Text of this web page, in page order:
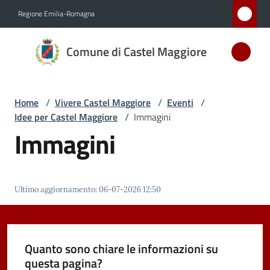
Regione Emilia-Romagna
Comune di Castel Maggiore
Comune
di Castel
D'ARGENTO
AL MERITO
Amministrazione
Novità
Servizi
Home / Vivere Castel Maggiore / Eventi /
Idee per Castel Maggiore / Immagini
Immagini
Ultimo aggiornamento:06-07-2026 12:50
Quanto sono chiare le informazioni su
questa pagina?